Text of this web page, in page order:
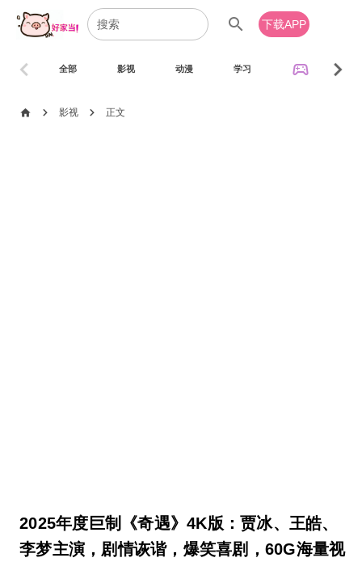
search 下载APP
全部 影视 动漫 学习 sports_esports
chevron_left chevron_right
home chevron_right 影视 chevron_right 正文
2025年度巨制《奇遇》4K版：贾冰、王皓、
李梦主演，剧情诙谐，爆笑喜剧，60G海量视